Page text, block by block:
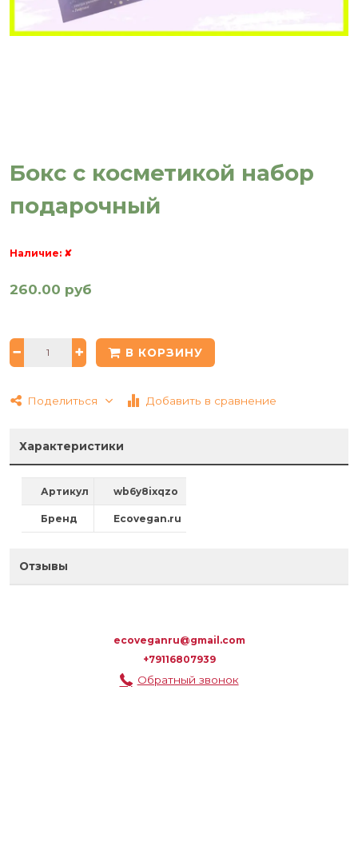
Бокс с косметикой набор
подарочный
Наличие: ✘
260.00 руб
В КОРЗИНУ
Поделиться Добавить в сравнение
Характеристики
Артикул wb6y8ixqzo
Бренд Ecovegan.ru
Отзывы
ecoveganru@gmail.com
+79116807939
Обратный звонок